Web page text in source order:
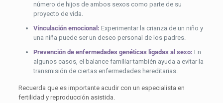
número de hijos de ambos sexos como parte de su
proyecto de vida.
Vinculación emocional: Experimentar la crianza de un niño y
una niña puede ser un deseo personal de los padres.
Prevención de enfermedades genéticas ligadas al sexo: En
algunos casos, el balance familiar también ayuda a evitar la
transmisión de ciertas enfermedades hereditarias.
Recuerda que es importante acudir con un especialista en
fertilidad y reproducción asistida.